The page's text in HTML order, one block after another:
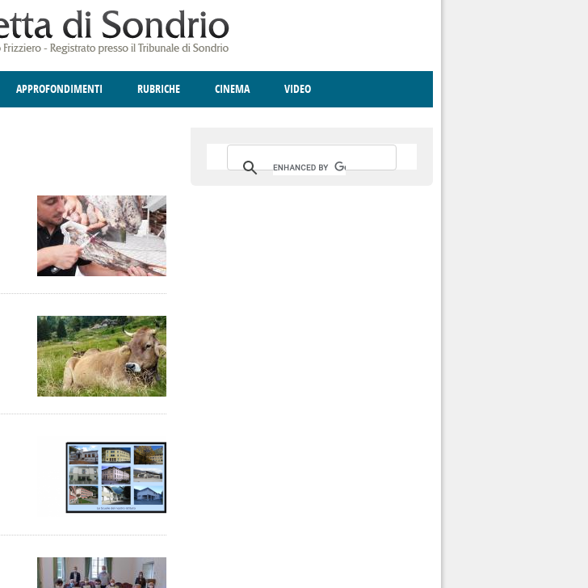
APPROFONDIMENTI RUBRICHE CINEMA VIDEO